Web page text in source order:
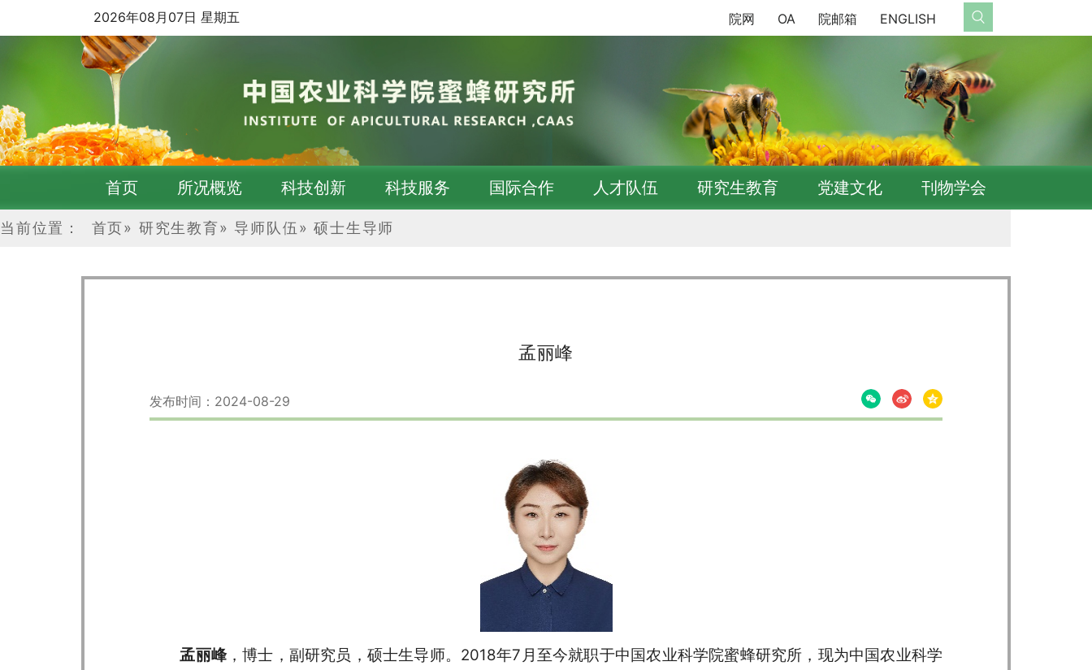
2026年08月07日 星期五 院网 OA 院邮箱 ENGLISH
首页 所况概览 科技创新 科技服务 国际合作 人才队伍 研究生教育 党建文化 刊物学会
当前位置： 首页» 研究生教育» 导师队伍 »硕士生导师
孟丽峰
发布时间：2024-08-29
孟丽峰，博士，副研究员，硕士生导师。2018年7月至今就职于中国农业科学院蜜蜂研究所，现为中国农业科学